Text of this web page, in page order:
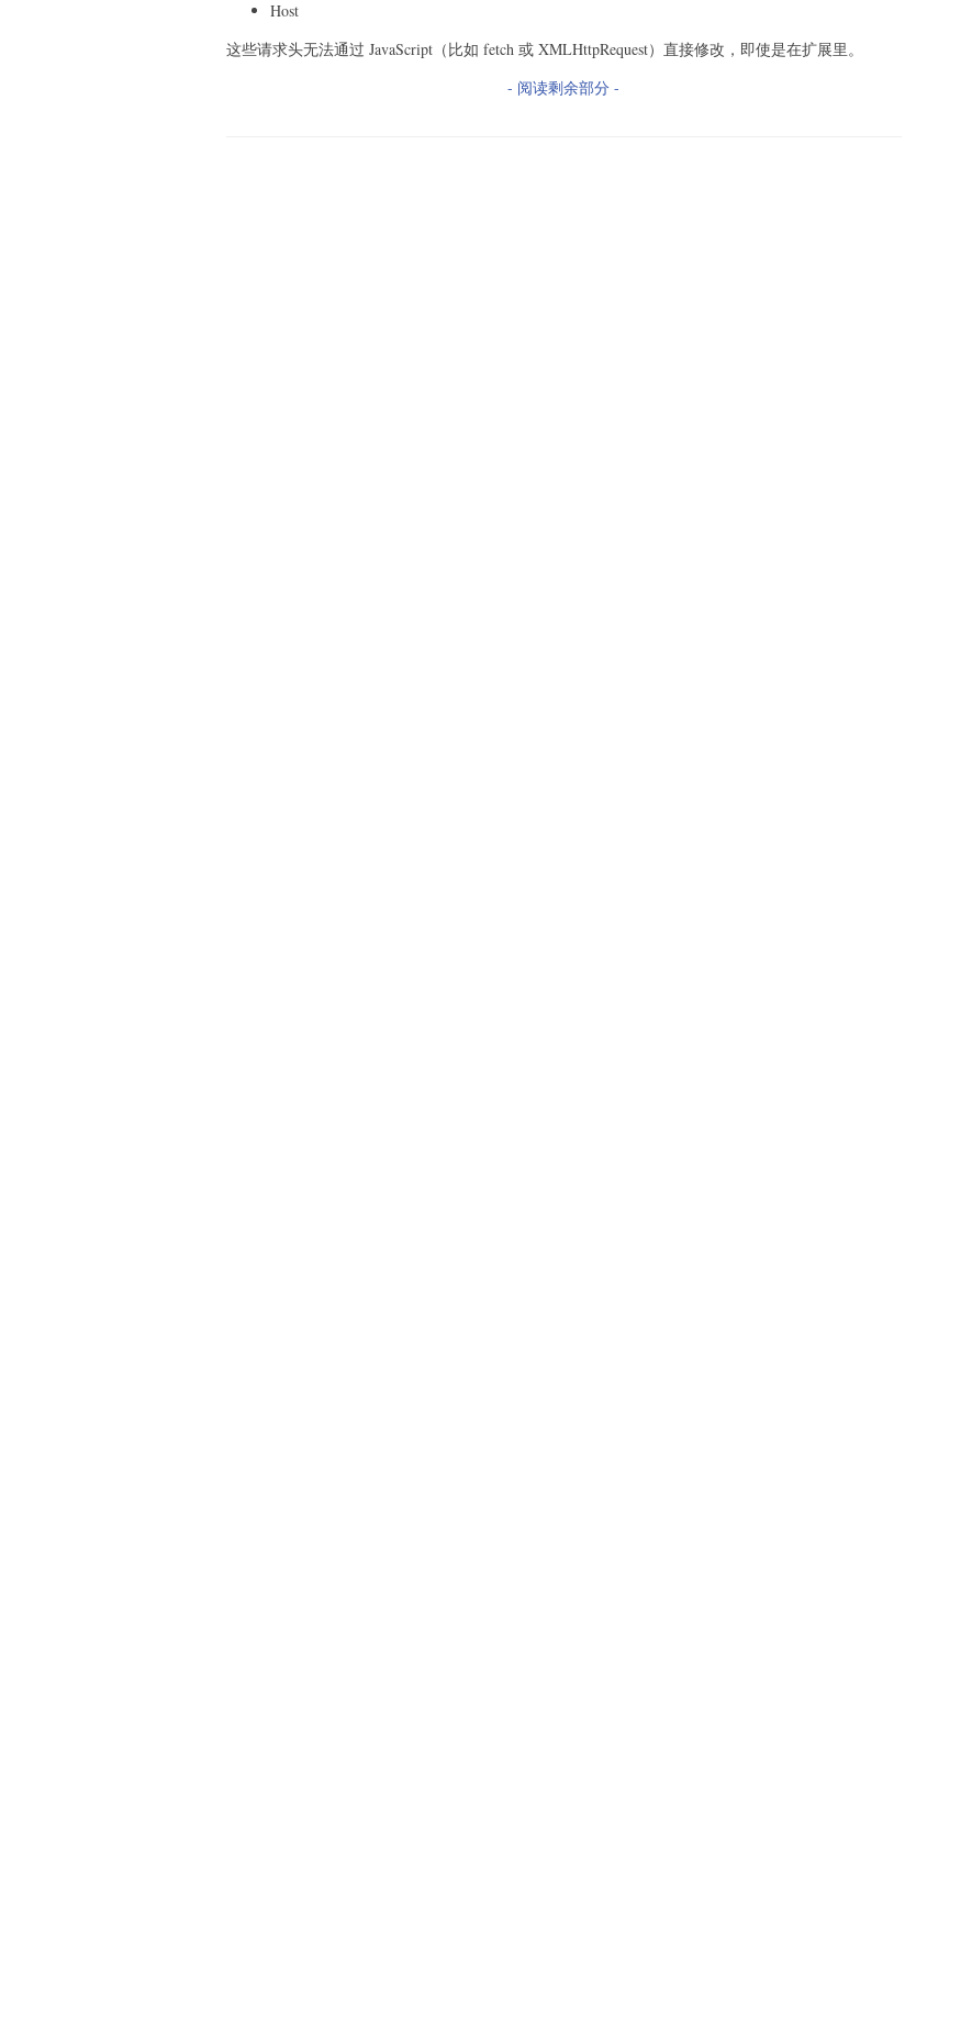
Host
这些请求头无法通过 JavaScript（比如 fetch 或 XMLHttpRequest）直接修改，即使是在扩展里。
- 阅读剩余部分 -